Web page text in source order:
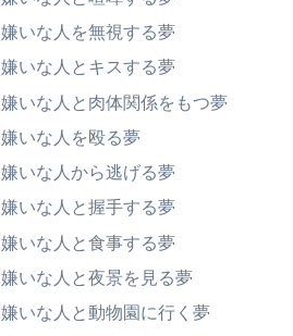
嫌いな人を無視する夢
嫌いな人とキスする夢
嫌いな人と肉体関係をもつ夢
嫌いな人を殴る夢
嫌いな人から逃げる夢
嫌いな人と握手する夢
嫌いな人と食事する夢
嫌いな人と夜景を見る夢
嫌いな人と動物園に行く夢